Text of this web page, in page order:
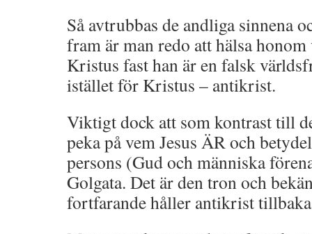
Så avtrubbas de andliga sinnena
fram är man redo att hälsa
Kristus fast han är en falsk
istället för Kristus – antikrist.
Viktigt dock att som kontrast till
peka på vem Jesus ÄR och
persons (Gud och människa
Golgata. Det är den tron och
fortfarande håller antikrist